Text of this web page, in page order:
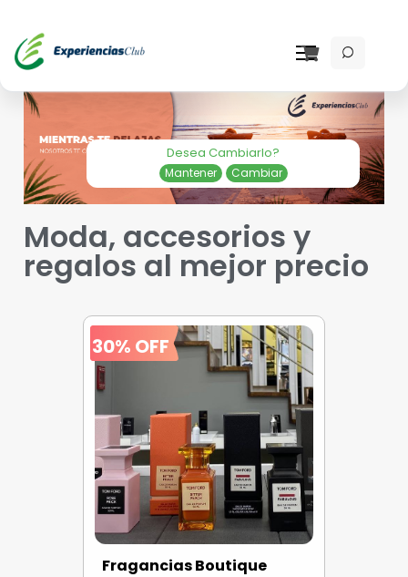
Desea Cambiarlo?
Mantener Cambiar
Moda, accesorios y
regalos al mejor precio
30% OFF
Fragancias Boutique